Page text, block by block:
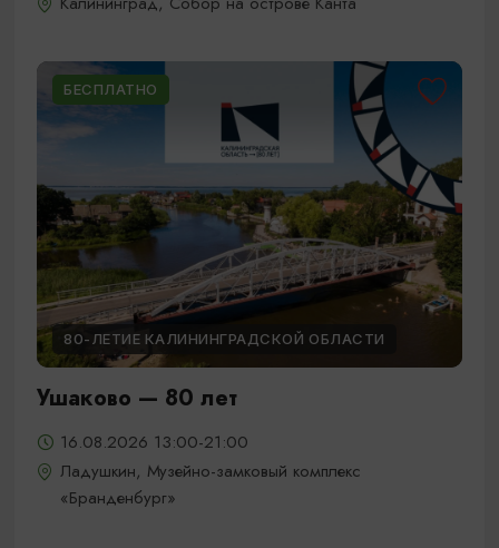
БЕСПЛАТНО
80-ЛЕТИЕ КАЛИНИНГРАДСКОЙ ОБЛАСТИ
Ушаково — 80 лет
16.08.2026 13:00-21:00
Ладушкин, Музейно-замковый комплекс
«Бранденбург»